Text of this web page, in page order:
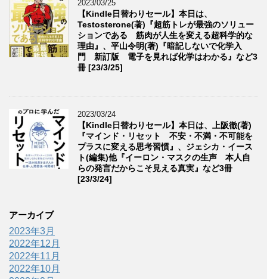
2023/03/25
【Kindle日替わりセール】本日は、
Testosterone(著)『超筋トレが最強のソリュー
ションである 筋肉が人生を変える超科学的な
理由』、平山令明(著)『暗記しないで化学入
門 新訂版 電子を見れば化学はわかる』など3
冊 [23/3/25]
2023/03/24
【Kindle日替わりセール】本日は、上阪徹(著)
『マインド・リセット 不安・不満・不可能を
プラスに変える思考習慣』、ジェシカ・イース
ト(編集)他『イーロン・マスクの生声 本人自
らの発言だからこそ見える真実』など3冊
[23/3/24]
アーカイブ
2023年3月
2022年12月
2022年11月
2022年10月